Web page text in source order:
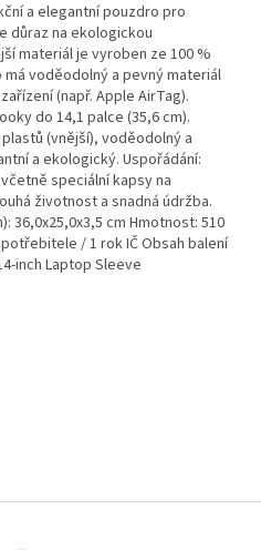
a elegantní pouzdro pro
důraz na ekologickou
materiál je vyroben ze 100 %
voděodolný a pevný materiál
(např. Apple AirTag).
do 14,1 palce (35,6 cm).
(vnější), voděodolný a
a ekologický. Uspořádání:
speciální kapsy na
životnost a snadná údržba.
36,0x25,0x3,5 cm Hmotnost: 510
/ 1 rok IČ Obsah balení
inch Laptop Sleeve